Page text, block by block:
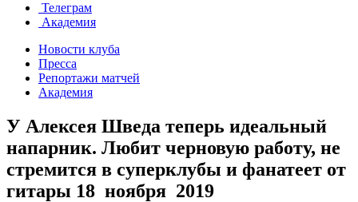
Телеграм
Академия
Новости клуба
Пресса
Репортажи матчей
Академия
У Алексея Шведа теперь идеальный
напарник. Любит черновую работу, не
стремится в суперклубы и фанатеет от
гитары 18 ноября 2019